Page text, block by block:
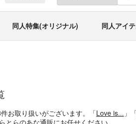
同人特集(オリジナル) 同人アイ
お取り扱いがございます。「Love is... 」
らのあな通販にお任せください。